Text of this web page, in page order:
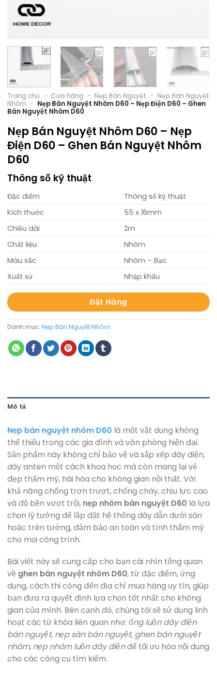
Trang chủ - Cửa hàng - Nẹp Bán Nguyệt - Nẹp Bán Nguyệt
Nhôm - Nẹp Bán Nguyệt Nhôm D60 – Nẹp Điện D60 – Ghen
Bán Nguyệt Nhôm D60
Nẹp Bán Nguyệt Nhôm D60 – Nẹp
Điện D60 – Ghen Bán Nguyệt Nhôm
D60
Thông số kỹ thuật
Đặc điểm
Thông số kỹ thuật
Kích thước
55 x 16mm
Chiều dài
2m
Chất liệu
Nhôm
Màu sắc
Nhôm – Bạc
Xuất xứ
Nhập khẩu
Đặt Hàng
Danh mục: Nẹp Bán Nguyệt Nhôm
Mô tả
Nẹp bán nguyệt nhôm D60 là một vật dụng không
thể thiếu trong các gia đình và văn phòng hiện đại.
Sản phẩm này không chỉ bảo vệ và sắp xếp dây điện,
dây anten một cách khoa học mà còn mang lại vẻ
đẹp thẩm mỹ, hài hòa cho không gian nội thất. Với
khả năng chống trơn trượt, chống cháy, chịu lực cao
và độ bền vượt trội, nẹp nhôm bán nguyệt D60 là lựa
chọn lý tưởng để lắp đặt hệ thống dây dẫn dưới sàn
hoặc trên tường, đảm bảo an toàn và tính thẩm mỹ
cho mọi công trình.
Bài viết này sẽ cung cấp cho bạn cái nhìn tổng quan
về ghen bán nguyệt nhôm D60, từ đặc điểm, ứng
dụng, cách thi công đến địa chỉ mua hàng uy tín, giúp
bạn đưa ra quyết định lựa chọn tốt nhất cho không
gian của mình. Bên cạnh đó, chúng tôi sẽ sử dụng linh
hoạt các từ khóa liên quan như: ống luồn dây điện
bán nguyệt, nẹp sàn bán nguyệt, ghen bán nguyệt
nhôm, nẹp nhôm luồn dây điệnđể tối ưu hóa nội dung
cho các công cụ tìm kiếm.